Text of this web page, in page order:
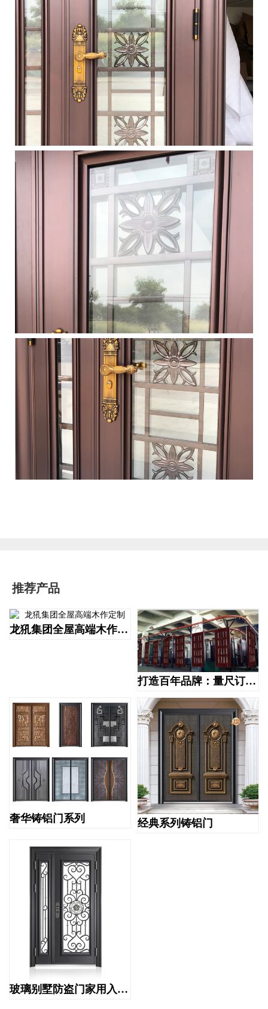
推荐产品
龙犼集团全屋高端木作定制
打造百年品牌：量尺订做高端防盗门
奢华铸铝门系列 经典系列铸铝门
玻璃别墅防盗门家用入户透光防盗门